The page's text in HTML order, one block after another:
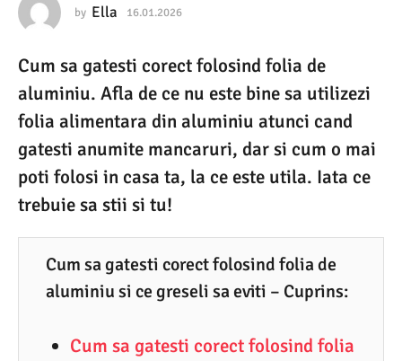
.
0
2
6
1
6
.
0
by Ella 16.01.2026
0
2
0
2
Cum sa gatesti corect folosind folia de
aluminiu. Afla de ce nu este bine sa utilizezi
folia alimentara din aluminiu atunci cand
gatesti anumite mancaruri, dar si cum o mai
poti folosi in casa ta, la ce este utila. Iata ce
trebuie sa stii si tu!
Cum sa gatesti corect folosind folia de
aluminiu si ce greseli sa eviti – Cuprins:
Cum sa gatesti corect folosind folia